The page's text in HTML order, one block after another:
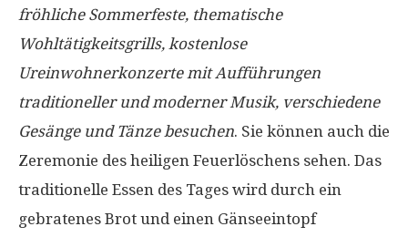
fröhliche Sommerfeste, thematische
Wohltätigkeitsgrills, kostenlose
Ureinwohnerkonzerte mit Aufführungen
traditioneller und moderner Musik, verschiedene
Gesänge und Tänze besuchen. Sie können auch die
Zeremonie des heiligen Feuerlöschens sehen. Das
traditionelle Essen des Tages wird durch ein
gebratenes Brot und einen Gänseeintopf